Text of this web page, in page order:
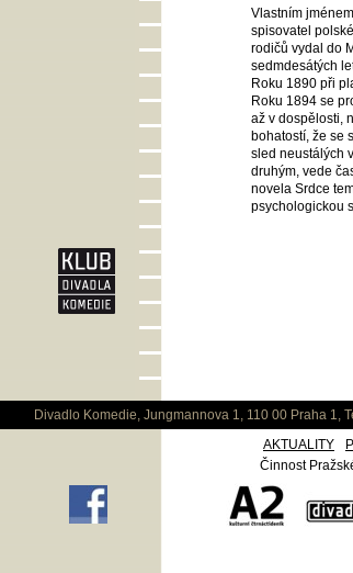
Vlastním
spisovatel
rodičů vydal do
sedmdesátých
Roku 1890 při
Roku 1894 se
až v dospělosti,
bohatostí, že se
sled neustálých
druhým, vede
novela Srdce
psychologickou
Divadlo Komedie, Jungmannova 1, 110 00 Praha 1,
AKTUALITY
Činnost